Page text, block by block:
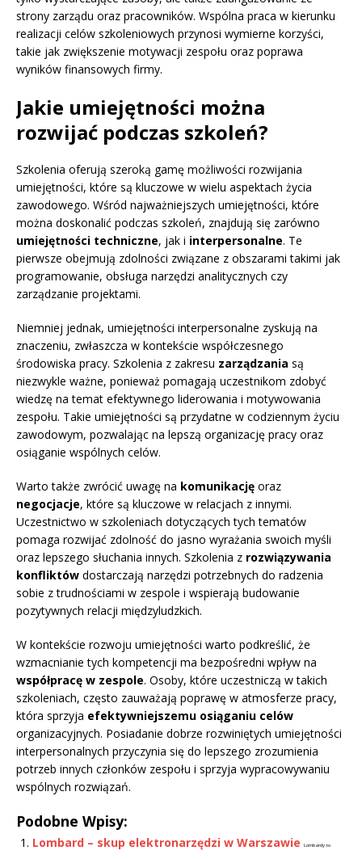
strony zarządu oraz pracowników. Wspólna praca w kierunku
realizacji celów szkoleniowych przynosi wymierne korzyści,
takie jak zwiększenie motywacji zespołu oraz poprawa
wyników finansowych firmy.
Jakie umiejętności można
rozwijać podczas szkoleń?
Szkolenia oferują szeroką gamę możliwości rozwijania
umiejętności, które są kluczowe w wielu aspektach życia
zawodowego. Wśród najważniejszych umiejętności, które
można doskonalić podczas szkoleń, znajdują się zarówno
umiejętności techniczne, jak i interpersonalne. Te
pierwsze obejmują zdolności związane z obszarami takimi jak
programowanie, obsługa narzędzi analitycznych czy
zarządzanie projektami.
Niemniej jednak, umiejętności interpersonalne zyskują na
znaczeniu, zwłaszcza w kontekście współczesnego
środowiska pracy. Szkolenia z zakresu zarządzania są
niezwykle ważne, ponieważ pomagają uczestnikom zdobyć
wiedzę na temat efektywnego liderowania i motywowania
zespołu. Takie umiejętności są przydatne w codziennym życiu
zawodowym, pozwalając na lepszą organizację pracy oraz
osiąganie wspólnych celów.
Warto także zwrócić uwagę na komunikację oraz
negocjacje, które są kluczowe w relacjach z innymi.
Uczestnictwo w szkoleniach dotyczących tych tematów
pomaga rozwijać zdolność do jasno wyrażania swoich myśli
oraz lepszego słuchania innych. Szkolenia z rozwiązywania
konfliktów dostarczają narzędzi potrzebnych do radzenia
sobie z trudnościami w zespole i wspierają budowanie
pozytywnych relacji międzyludzkich.
W kontekście rozwoju umiejętności warto podkreślić, że
wzmacnianie tych kompetencji ma bezpośredni wpływ na
współpracę w zespole. Osoby, które uczestniczą w takich
szkoleniach, często zauważają poprawę w atmosferze pracy,
która sprzyja efektywniejszemu osiąganiu celów
organizacyjnych. Posiadanie dobrze rozwiniętych umiejętności
interpersonalnych przyczynia się do lepszego zrozumienia
potrzeb innych członków zespołu i sprzyja wypracowywaniu
wspólnych rozwiązań.
Podobne Wpisy:
Lombard – skup elektronarzędzi w Warszawie Lombardy to